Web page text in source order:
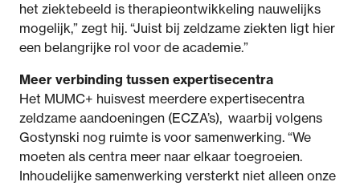
het ziektebeeld is therapieontwikkeling nauwelijks
mogelijk,” zegt hij. “Juist bij zeldzame ziekten ligt hier
een belangrijke rol voor de academie.”
Meer verbinding tussen expertisecentra
Het MUMC+ huisvest meerdere expertisecentra
zeldzame aandoeningen (ECZA’s), waarbij volgens
Gostynski nog ruimte is voor samenwerking. “We
moeten als centra meer naar elkaar toegroeien.
Inhoudelijke samenwerking versterkt niet alleen onze